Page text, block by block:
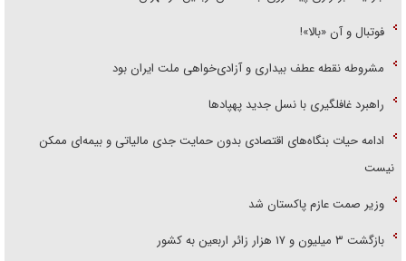
فوتبال و آن «بالا»!
مشروطه نقطه عطف بیداری و آزادی‌خواهی ملت ایران بود
راهبرد غافلگیری با نسل جدید پهپاد‌ها
ادامه حیات بنگاه‌های اقتصادی بدون حمایت جدی مالیاتی و بیمه‌ای ممکن
نیست
وزیر صمت عازم پاکستان شد
بازگشت ۳ میلیون و ۱۷ هزار زائر اربعین به کشور